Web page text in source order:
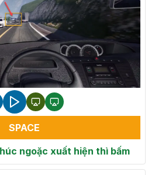
SPACE
ngoặc xuất hiện thì bấm